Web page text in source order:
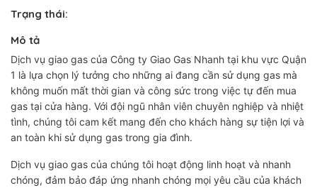
Trạng thái:
Mô tả
Dịch vụ giao gas của Công ty Giao Gas Nhanh tại khu vực Quận
1 là lựa chọn lý tưởng cho những ai đang cần sử dụng gas mà
không muốn mất thời gian và công sức trong việc tự đến mua
gas tại cửa hàng. Với đội ngũ nhân viên chuyên nghiệp và nhiệt
tình, chúng tôi cam kết mang đến cho khách hàng sự tiện lợi và
an toàn khi sử dụng gas trong gia đình.
Dịch vụ giao gas của chúng tôi hoạt động linh hoạt và nhanh
chóng, đảm bảo đáp ứng nhanh chóng mọi yêu cầu của khách